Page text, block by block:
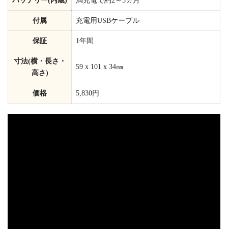
付属 充電用USBケーブル
保証 1年間
寸法(横・長さ・
高さ)
59 x 101 x 34㎜
価格 5,830円